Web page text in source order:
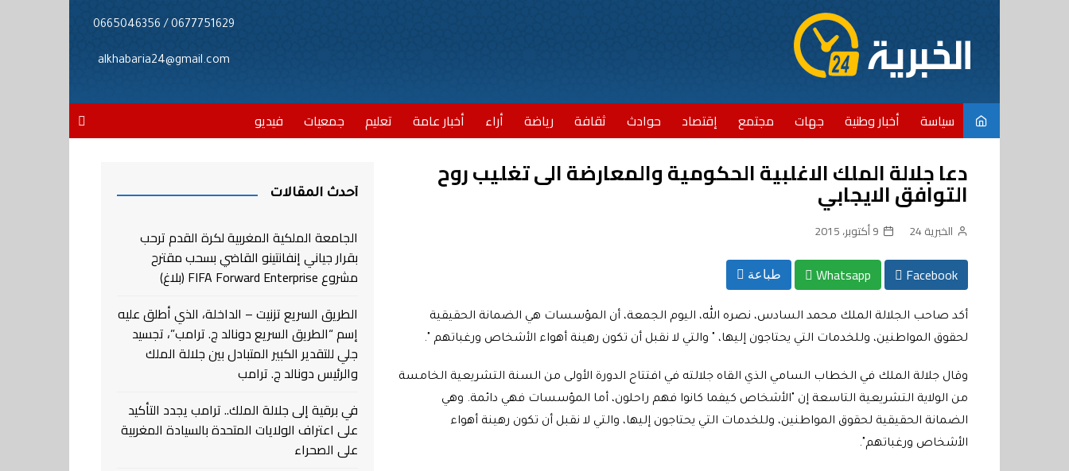
0677751629 / 0665046356
alkhabaria24@gmail.com
سياسة أخبار وطنية جهات مجتمع إقتصاد حوادث ثقافة رياضة أراء أخبار عامة تعليم جمعيات فيديو
دعا جلالة الملك الاغلبية الحكومية والمعارضة الى تغليب روح
التوافق الايجابي
الخبرية 24 9 أكتوبر، 2015
Facebook
Whatsapp طباعة
أكد صاحب الجلالة الملك محمد السادس، نصره الله، اليوم الجمعة، أن المؤسسات هي الضمانة الحقيقية
لحقوق المواطنين، وللخدمات التي يحتاجون إليها، " والتي لا نقبل أن تكون رهينة أهواء الأشخاص ورغباتهم ".
وقال جلالة الملك في الخطاب السامي الذي القاه جلالته في افتتاح الدورة الأولى من السنة التشريعية الخامسة
من الولاية التشريعية التاسعة إن "الأشخاص كيفما كانوا فهم راحلون، أما المؤسسات فهي دائمة. وهي
الضمانة الحقيقية لحقوق المواطنين، وللخدمات التي يحتاجون إليها، والتي لا نقبل أن تكون رهينة أهواء
الأشخاص ورغباتهم".
أحدث المقالات
الجامعة الملكية المغربية لكرة القدم ترحب
بقرار جياني إنفانتينو القاضي بسحب مقترح
مشروع FIFA Forward Enterprise (بلاغ)
الطريق السريع تزنيت – الداخلة، الذي أطلق عليه
إسم “الطريق السريع دونالد ج. ترامب”، تجسيد
جلي للتقدير الكبير المتبادل بين جلالة الملك
والرئيس دونالد ج. ترامب
في برقية إلى جلالة الملك.. ترامب يجدد التأكيد
على اعتراف الولايات المتحدة بالسيادة المغربية
على الصحراء